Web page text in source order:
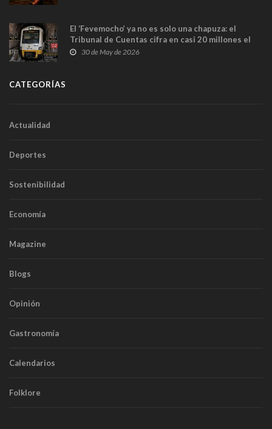
El ‘Fevemocho’ ya no es solo una chapuza: el
Tribunal de Cuentas cifra en casi 20 millones el
sobrecoste de los trenes que no cabían por los
30 de May de 2026
CATEGORÍAS
Actualidad
Deportes
Sostenibilidad
Economía
Magazine
Blogs
Opinión
Gastronomía
Calendarios
Folklore